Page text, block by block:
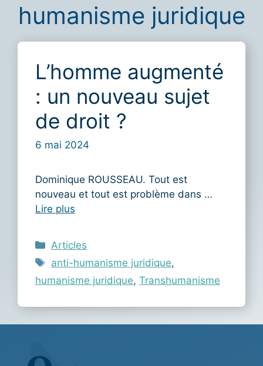
humanisme juridique
L’homme augmenté
: un nouveau sujet
de droit ?
6 mai 2024
Dominique ROUSSEAU. Tout est
nouveau et tout est problème dans …
Lire plus
Catégories
Articles
Étiquettes
anti-humanisme juridique,
humanisme juridique, Transhumanisme